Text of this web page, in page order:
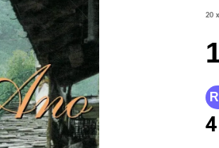
20